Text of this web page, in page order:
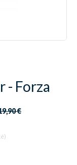
- Forza
€